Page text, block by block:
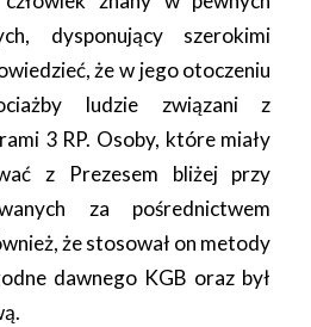
dysponujący szerokimi
że w jego otoczeniu
ludzie związani z
3 RP. Osoby, które miały
z Prezesem bliżej przy
za pośrednictwem
że stosował on metody
dawnego KGB oraz był